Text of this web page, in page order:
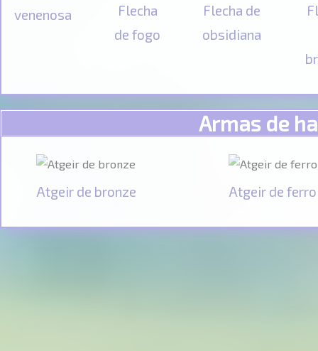
venenosa
Flecha
de fogo
Flecha de
obsidiana
Armas de
Atgeir de bronze Atgeir de ferro